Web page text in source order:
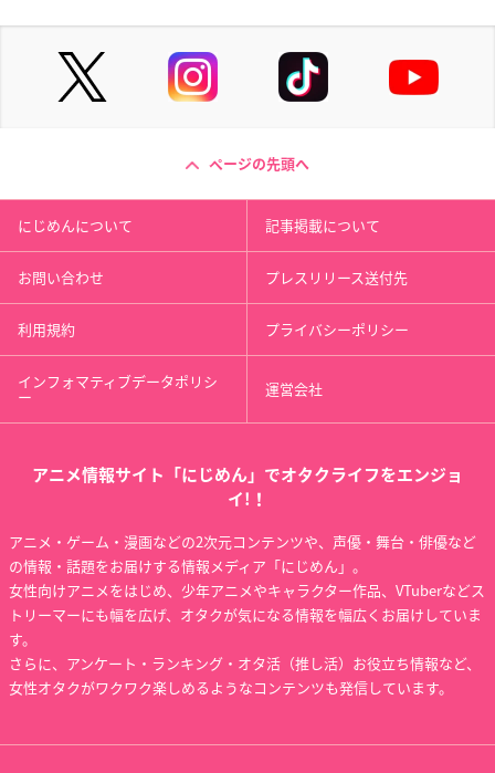
トゥイードルディ
はばたけ 天使たち～
ページの先頭へ
にじめんについて 記事掲載について
お問い合わせ プレスリリース送付先
利用規約 プライバシーポリシー
インフォマティブデータポリシ
ー 運営会社
アニメ情報サイト「にじめん」でオタクライフをエンジョ
イ!！
アニメ・ゲーム・漫画などの2次元コンテンツや、声優・舞台・俳優など
の情報・話題をお届けする情報メディア「にじめん」。
女性向けアニメをはじめ、少年アニメやキャラクター作品、VTuberなどス
トリーマーにも幅を広げ、オタクが気になる情報を幅広くお届けしていま
す。
さらに、アンケート・ランキング・オタ活（推し活）お役立ち情報など、
女性オタクがワクワク楽しめるようなコンテンツも発信しています。